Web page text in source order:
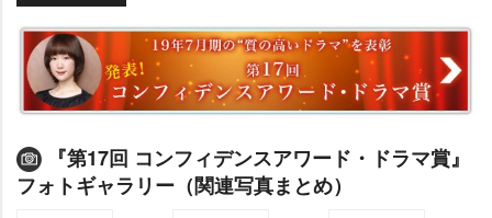
『第17回 コンフィデンスアワード・ドラマ賞』
フォトギャラリー（関連写真まとめ）